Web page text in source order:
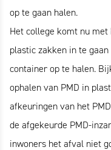
op te gaan halen.
Het college komt nu
plastic zakken in te
container op te halen.
ophalen van PMD in
afkeuringen van het
de afgekeurde PMD-
inwoners het afval niet